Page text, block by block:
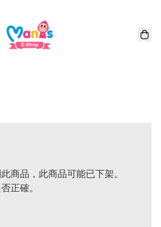
商品，此商品可能已下架。
正確。